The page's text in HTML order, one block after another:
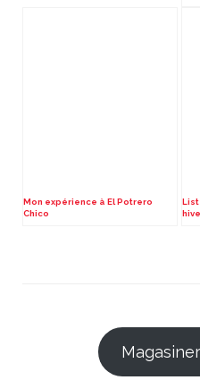
Mon expérience à El Potrero
Chico